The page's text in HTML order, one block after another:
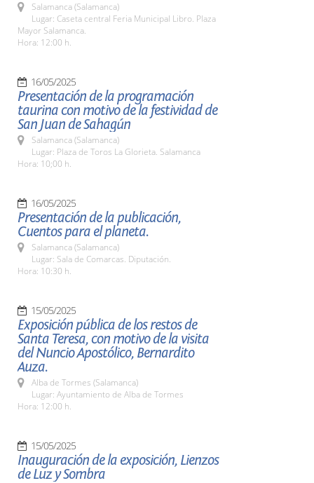
Salamanca (Salamanca)
Lugar: Caseta central Feria Municipal Libro. Plaza
Mayor Salamanca.
Hora: 12:00 h.
16/05/2025
Presentación de la programación
taurina con motivo de la festividad de
San Juan de Sahagún
Salamanca (Salamanca)
Lugar: Plaza de Toros La Glorieta. Salamanca
Hora: 10;00 h.
16/05/2025
Presentación de la publicación,
Cuentos para el planeta.
Salamanca (Salamanca)
Lugar: Sala de Comarcas. Diputación.
Hora: 10:30 h.
15/05/2025
Exposición pública de los restos de
Santa Teresa, con motivo de la visita
del Nuncio Apostólico, Bernardito
Auza.
Alba de Tormes (Salamanca)
Lugar: Ayuntamiento de Alba de Tormes
Hora: 12:00 h.
15/05/2025
Inauguración de la exposición, Lienzos
de Luz y Sombra